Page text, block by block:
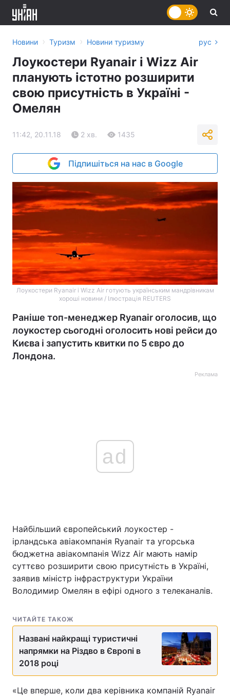
Україна Політика
Світ
Спорт Наука
Техно і зв'язок Лайт
Зброя
Здоров'я Туризм
Цікавинки
Екологія
Новини › Туризм › Новини туризму рус
Лоукостери Ryanair і Wizz Air
планують істотно розширити
свою присутність в Україні -
Омелян
11:42, 20.11.18 2 хв. 1435
Підпишіться на нас в Google
Лоукостери Ryanair і Wizz Air готують українським мандрівникам
хороші новини / Ілюстрація REUTERS
Раніше топ-менеджер Ryanair оголосив, що
лоукостер сьогодні оголосить нові рейси до
Києва і запустить квитки по 5 євро до
Лондона.
Реклама
ad
Найбільший європейський лоукостер -
ірландська авіакомпанія Ryanair та угорська
бюджетна авіакомпанія Wizz Air мають намір
суттєво розширити свою присутність в Україні,
заявив міністр інфраструктури України
Володимир Омелян в ефірі одного з телеканалів.
ЧИТАЙТЕ ТАКОЖ
Названі найкращі туристичні
напрямки на Різдво в Європі в
2018 році
«Це вперше, коли два керівника компаній Ryanair